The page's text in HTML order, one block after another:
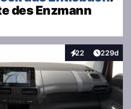
des Enzmann
22
Interaktionen
Artikel
229d